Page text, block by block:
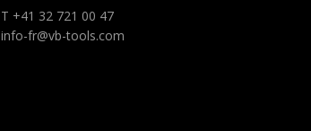
T +41 32 721 00 47
info-fr@vb-tools.com